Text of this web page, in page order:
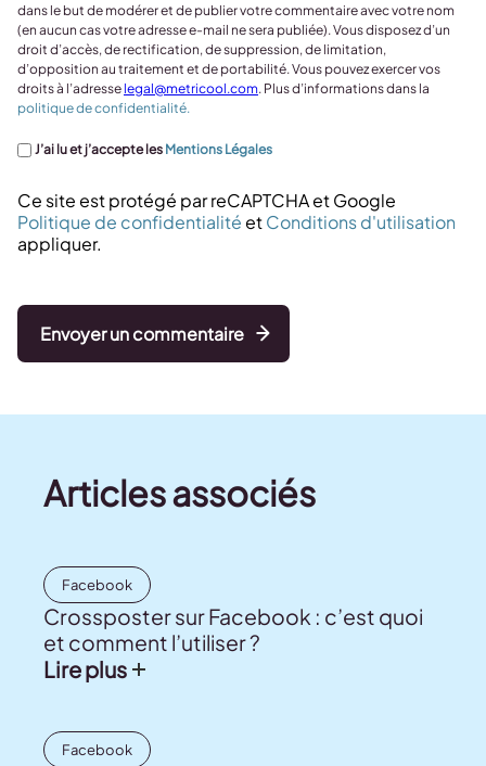
dans le but de modérer et de publier votre commentaire avec votre nom
(en aucun cas votre adresse e-mail ne sera publiée). Vous disposez d’un
droit d’accès, de rectification, de suppression, de limitation,
d’opposition au traitement et de portabilité. Vous pouvez exercer vos
droits à l’adresse legal@metricool.com. Plus d’informations dans la
politique de confidentialité.
J’ai lu et j’accepte les Mentions Légales
Ce site est protégé par reCAPTCHA et Google
Politique de confidentialitéetConditions d'utilisation
appliquer.
Envoyer un commentaire
Articles associés
Facebook
Crossposter sur Facebook : c’est quoi
et comment l’utiliser ?
Lire plus
Facebook